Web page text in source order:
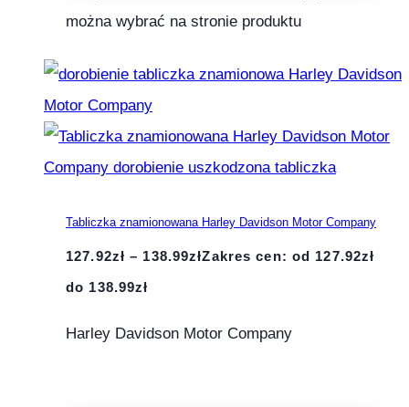
można wybrać na stronie produktu
Tabliczka znamionowana Harley Davidson Motor Company
127.92zł – 138.99złZakres cen: od 127.92zł
do 138.99zł
Harley Davidson Motor Company